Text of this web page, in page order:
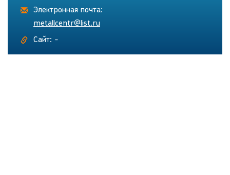
Электронная почта:
metallcentr@list.ru
Сайт: -